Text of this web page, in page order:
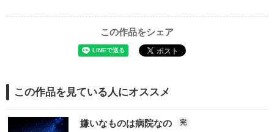
この作品をシェア
この作品を見ている人にオススメ
嫌いなものは病院なの 完